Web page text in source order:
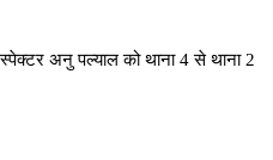
अनु पल्याल को थाना 4 से थाना 2